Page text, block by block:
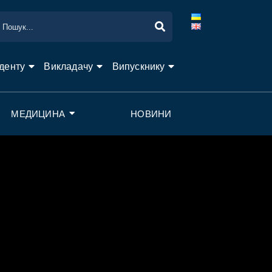
Викладачу Випускнику
МЕДИЦИНА НОВИНИ